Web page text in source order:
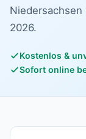
2026.
Kostenlos &
Sofort online